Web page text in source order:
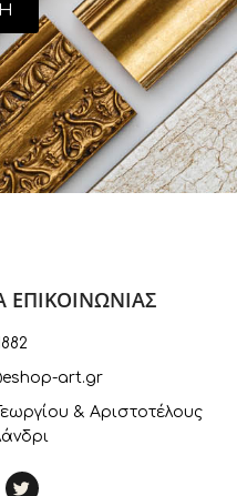
ΕΠΙΚΟΙΝΩΝΙΑΣ
art.gr
& Αριστοτέλους